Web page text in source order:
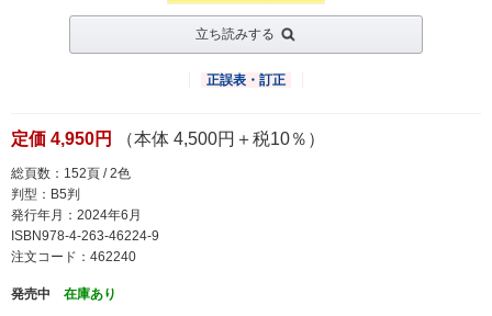
立ち読みする
正誤表・訂正
定価 4,950円 （本体 4,500円＋税10％）
総頁数：152頁 / 2色
判型：B5判
発行年月：2024年6月
ISBN978-4-263-46224-9
注文コード：462240
発売中 在庫あり